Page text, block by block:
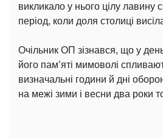
викликало у нього цілу лавину
період, коли доля столиці
Очільник ОП зізнався, що у
його памʼяті мимоволі
визначальні години й дні
на межі зими і весни два роки